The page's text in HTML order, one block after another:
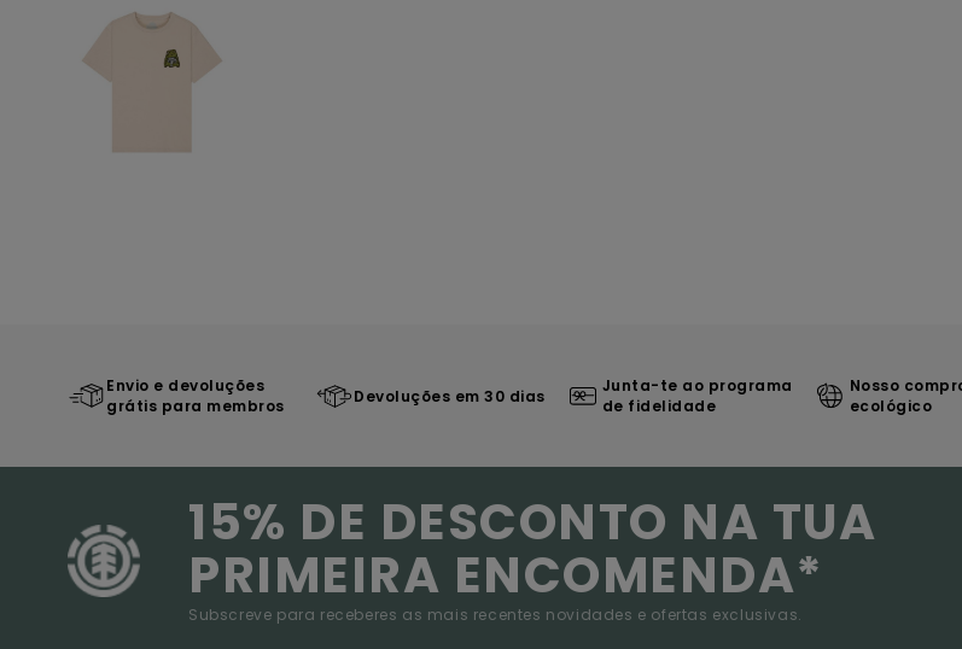
Envio e devoluções
grátis para membros
Devoluções em 30 dias
Junta-te ao programa
de fidelidade
Nosso
ecológico
15% DE DESCONTO NA TUA
PRIMEIRA ENCOMENDA*
Subscreve para receberes as mais recentes novidades e ofertas exclusivas.